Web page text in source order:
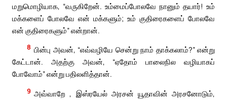
மறுமொழியாக, “வருகிறேன். உம்மைப்போலவே நானும் தயார்! உம்
மக்களைப் போலவே என் மக்களும்; உம் குதிரைகளைப் போலவே
என் குதிரைகளும்” என்றான்.
8 பின்பு அவன், “எவ்வழியே சென்று நாம் தாக்கலாம்?” என்று
கேட்டான். அதற்கு அவன், “ஏதோம் பாலைநில வழியாகப்
போவோம்” என்று பதிலளித்தான்.
9 அவ்வாறே , இஸ்ரயேல் அரசன் யூதாவின் அரசனோடும்,